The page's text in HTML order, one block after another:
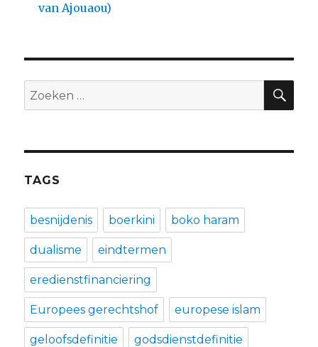
van Ajouaou)
Zoeken
naar:
TAGS
besnijdenis boerkini boko haram
dualisme eindtermen
eredienstfinanciering
Europees gerechtshof europese islam
geloofsdefinitie godsdienstdefinitie